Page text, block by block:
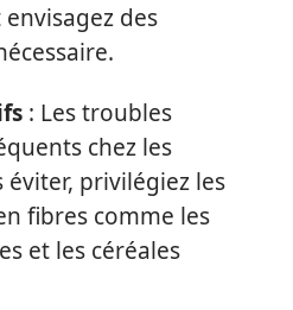
des
: Les troubles
chez les
éviter, privilégiez les
fibres comme les
et les céréales